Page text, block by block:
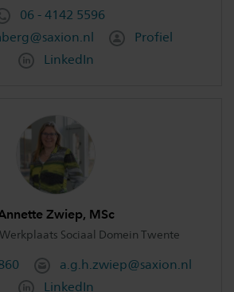
06 - 4142 5596
Profiel
LinkedIn
Zwiep, MSc
Sociaal Domein Twente
a.g.h.zwiep@saxion.nl
LinkedIn